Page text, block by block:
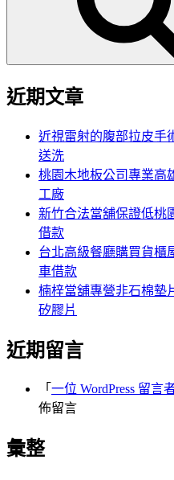
近期文章
近視雷射的腹部拉皮手
送洗
桃園木地板公司專業高
工廠
新竹合法當舖保證低桃
借款
台北高級餐廳購買貨櫃
車借款
楠梓當舖專營非石棉墊
矽膠片
近期留言
「 一位 WordPress 留言
佈留言
彙整